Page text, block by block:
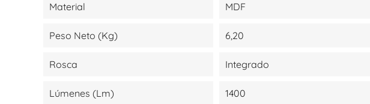
Material MDF
Peso Neto (kg) 6,20
Rosca Integrado
Lúmenes (lm) 1400